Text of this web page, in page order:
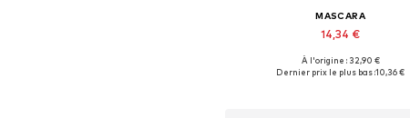
MASCARA
14,34 €
Tailles disponibles: One Size
À l'origine : 32,90 €
Dernier prix le plus bas :10,36 €